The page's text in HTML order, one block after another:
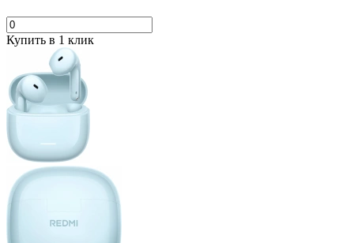
Купить в 1 клик